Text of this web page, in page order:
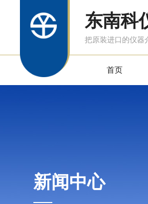
东南科
把原装进口的仪器
首页
新闻中心